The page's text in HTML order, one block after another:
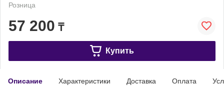
Розница
57 200 ₸
Купить
Описание Характеристики Доставка Оплата